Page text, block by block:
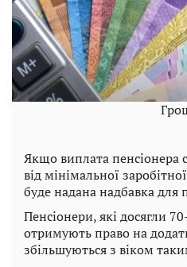
Якщо виплата пенсіонера
від мінімальної
буде надана надбавка для
Пенсіонери, які досягли
отримують право на
збільшуються з віком